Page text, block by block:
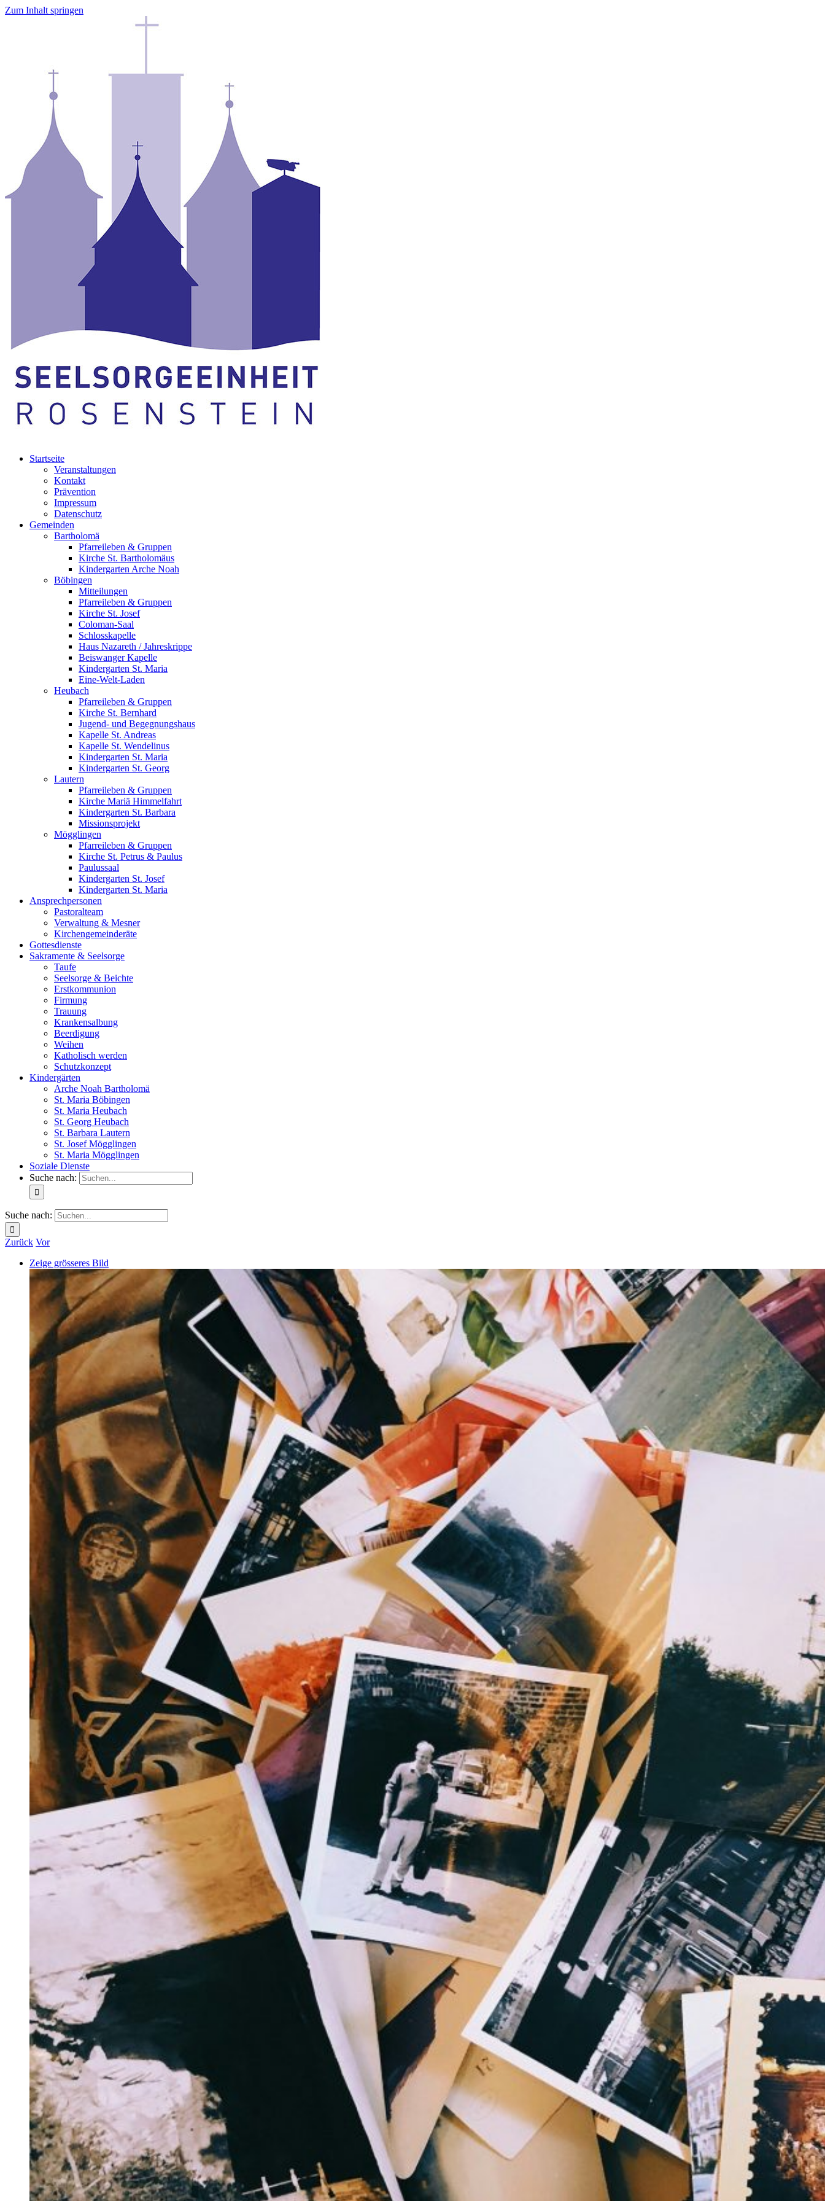
Zum Inhalt springen
Startseite
Veranstaltungen
Kontakt
Prävention
Impressum
Datenschutz
Gemeinden
Bartholomä
Pfarreileben & Gruppen
Kirche St. Bartholomäus
Kindergarten Arche Noah
Böbingen
Mitteilungen
Pfarreileben & Gruppen
Kirche St. Josef
Coloman-Saal
Schlosskapelle
Haus Nazareth / Jahreskrippe
Beiswanger Kapelle
Kindergarten St. Maria
Eine-Welt-Laden
Heubach
Pfarreileben & Gruppen
Kirche St. Bernhard
Jugend- und Begegnungshaus
Kapelle St. Andreas
Kapelle St. Wendelinus
Kindergarten St. Maria
Kindergarten St. Georg
Lautern
Pfarreileben & Gruppen
Kirche Mariä Himmelfahrt
Kindergarten St. Barbara
Missionsprojekt
Mögglingen
Pfarreileben & Gruppen
Kirche St. Petrus & Paulus
Paulussaal
Kindergarten St. Josef
Kindergarten St. Maria
Ansprechpersonen
Pastoralteam
Verwaltung & Mesner
Kirchengemeinderäte
Gottesdienste
Sakramente & Seelsorge
Taufe
Seelsorge & Beichte
Erstkommunion
Firmung
Trauung
Krankensalbung
Beerdigung
Weihen
Katholisch werden
Schutzkonzept
Kindergärten
Arche Noah Bartholomä
St. Maria Böbingen
St. Maria Heubach
St. Georg Heubach
St. Barbara Lautern
St. Josef Mögglingen
St. Maria Mögglingen
Soziale Dienste
Suche nach:
Suche nach:
Zurück Vor
Zeige grösseres Bild